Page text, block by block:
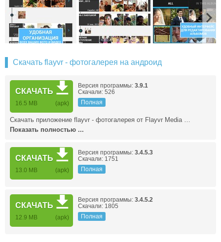
Скачать flayvr - фотогалерея на андроид
СКАЧАТЬ
16.5 MB (apk)
Версия программы: 3.9.1
Скачали: 526
Полная
Скачать приложение flayvr - фотогалерея от Flayvr Media …
Показать полностью ...
СКАЧАТЬ
13.0 MB (apk)
Версия программы: 3.4.5.3
Скачали: 1751
Полная
СКАЧАТЬ
12.9 MB (apk)
Версия программы: 3.4.5.2
Скачали: 1805
Полная